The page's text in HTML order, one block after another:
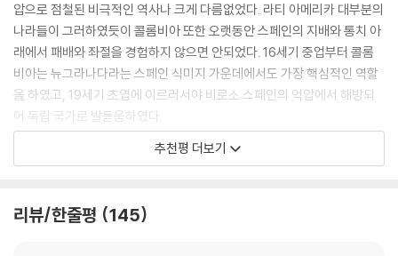
을 깨달았다. 자기 자신의 향수와 남들의 향수가 찔러대는 필사적인 창 끝
에 상처를 입은 그는 말라죽은 장미숲을 얽은 거미줄을 끈질김과, 독보리
풀의 참을성과, 찬란한 2월 새벽 하늘의 인내심을 우러러보았다. 그리고
그는 갓난아이를 보았다.
온 세상에서 다 모여든 듯 바글바글한 개미떼가 정원의 돌길을 따라서, 바
짝 쿨기가 빠지고 껍질만 자루처럼 붕싯하게 부푼 아기를 끌고 그들의 굴
로 나아가고 있었다. 이 기막힌 장면을 보는 순간, 그는 공포에 질려 몸이
인간의 시간과 공간의 질서를 가리키는 글귀를 터득하게 되었다. '역사의
시포는 나무와 연결되어 있고, 종말은 개미들에게 먹히울지니라.'
압으로 점철된 비극적인 역사나 크게 다름없었다. 라티 아메리카 대부분의
나라들이 그러하였듯이 콜롬비아 또한 오랫동안 스페인의 지배와 통치 아
래에서 패배와 좌절을 경험하지 않으면 안되었다. 16세기 중업부터 콜롬
비아는 뉴그라나다라는 스페인 식미지 가운데에서도 가장 핵심적인 역할
을 하였고, 19세기 초엽에 이르러서야 비로소 스페인의 억압에서 해방되
어 독립 국가로 발돋움하였다.
마콘도를 처음 건설한 호세 아르카디오 부엔디아는 본디 콜롬비아 내륙 지
계를 맺는다.
추천평 더보기
리뷰/한줄평 145